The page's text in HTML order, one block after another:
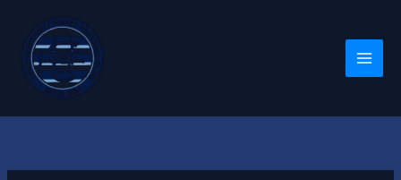
ッ